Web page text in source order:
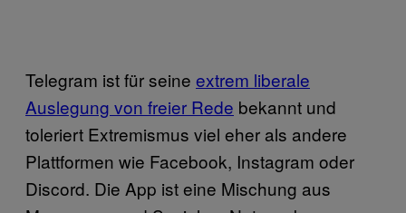
Telegram ist für seine extrem liberale
Auslegung von freier Rede bekannt und
toleriert Extremismus viel eher als andere
Plattformen wie Facebook, Instagram oder
Discord. Die App ist eine Mischung aus